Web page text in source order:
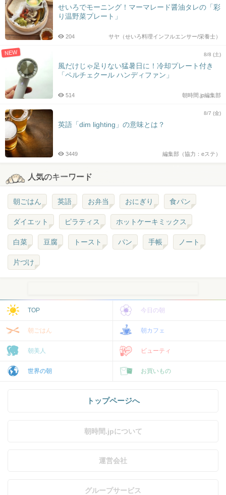
せいろでモーニング！マーマレード醤油タレの「彩
り温野菜プレート」
サヤ（せいろ料理インフルエンサー/栄養士）
204
NEW 8/8 (土)
風だけじゃ足りない猛暑日に！冷却プレート付き
「ペルチェクール ハンディファン」
朝時間.jp編集部
514
8/7 (金)
英語「dim lighting」の意味とは？
編集部（協力：eステ）
3449
人気のキーワード
朝ごはん 英語 お弁当 おにぎり 食パン
ダイエット ピラティス ホットケーキミックス
白菜 豆腐 トースト パン 手帳 ノート
片づけ
TOP 今日の朝
朝ごはん 朝カフェ
朝美人 ビューティ
世界の朝 お買いもの
トップページへ
朝時間.jpについて
運営会社
グループサービス